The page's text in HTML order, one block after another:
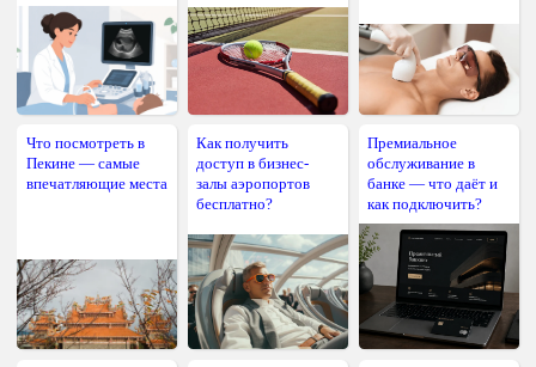
Что посмотреть в
Пекине — самые
впечатляющие места
Как получить
доступ в бизнес-
залы аэропортов
бесплатно?
Премиальное
обслуживание в
банке — что даёт и
как подключить?